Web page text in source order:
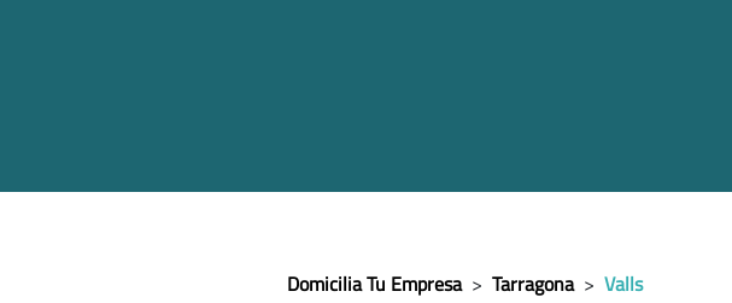
Domicilia Tu Empresa > Tarragona > Valls